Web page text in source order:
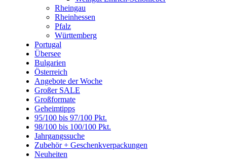
Rheingau
Rheinhessen
Pfalz
Württemberg
Portugal
Übersee
Bulgarien
Österreich
Angebote der Woche
Großer SALE
Großformate
Geheimtipps
95/100 bis 97/100 Pkt.
98/100 bis 100/100 Pkt.
Jahrgangssuche
Zubehör + Geschenkverpackungen
Neuheiten